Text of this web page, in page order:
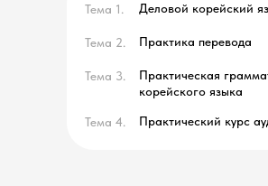
Тема 1. Деловой корейский
Тема 2. Практика перевода
Тема 3.
Практическая
корейского языка
Тема 4. Практический курс